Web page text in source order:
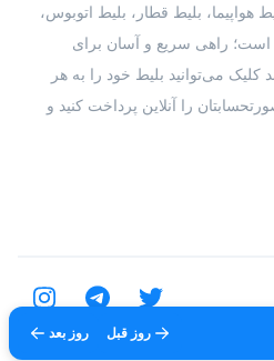
روز قبل روز بعد
فرصت‌های شغلی
هواپیما، بلیط قطار، بلیط اتوبوس،
است؛ راهی سریع و آسان برای
کلیک می‌توانید بلیط خود را به هر
را آنلاین پرداخت کنید و
عتیق گشت اصفهان محفوظ است.